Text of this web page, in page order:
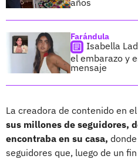
Farándula
Isabella
el embarazo y
mensaje
La creadora de contenido en
sus millones de seguidores,
encontraba en su casa,
seguidores que, luego de un